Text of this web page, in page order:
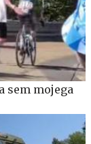
sem mojega